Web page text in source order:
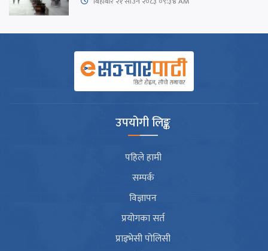
उपयोगी लिङ्क
पहिले हामी
सम्पर्क
विज्ञापन
प्रयोगका सर्त
प्राइभेसी पोलिसी